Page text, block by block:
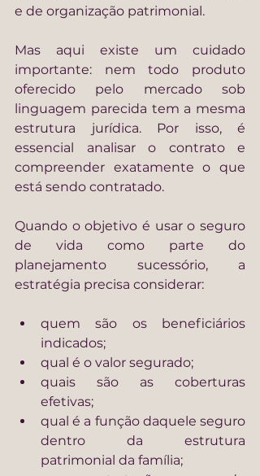
e de organização patrimonial.
Mas aqui existe um cuidado
importante: nem todo produto
oferecido pelo mercado sob
linguagem parecida tem a mesma
estrutura jurídica. Por isso, é
essencial analisar o contrato e
compreender exatamente o que
está sendo contratado.
Quando o objetivo é usar o seguro
de vida como parte do
planejamento sucessório, a
estratégia precisa considerar:
quem são os beneficiários
indicados;
qual é o valor segurado;
quais são as coberturas
efetivas;
qual é a função daquele seguro
dentro da estrutura
patrimonial da família;